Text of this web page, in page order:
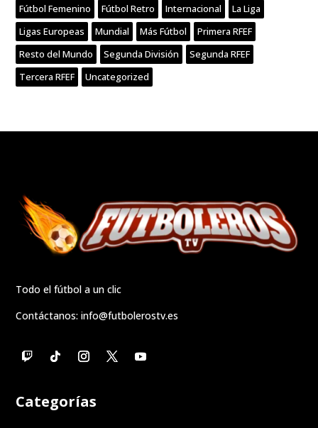
Fútbol Femenino
Fútbol Retro Internacional
La Liga
Ligas Europeas
Mundial Más Fútbol
Primera RFEF
Resto del Mundo
Segunda División
Segunda RFEF
Tercera RFEF
Uncategorized
Todo el fútbol a un clic
Contáctanos:info@futbolerostv.es
Categorías